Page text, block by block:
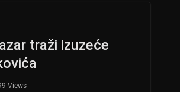
o
k
traži izuzeće
Views